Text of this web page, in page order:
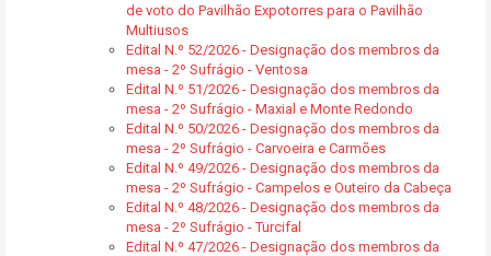
de voto do Pavilhão Expotorres para o Pavilhão
Multiusos
Edital N.º 52/2026 - Designação dos membros da
mesa - 2º Sufrágio - Ventosa
Edital N.º 51/2026 - Designação dos membros da
mesa - 2º Sufrágio - Maxial e Monte Redondo
Edital N.º 50/2026 - Designação dos membros da
mesa - 2º Sufrágio - Carvoeira e Carmões
Edital N.º 49/2026 - Designação dos membros da
mesa - 2º Sufrágio - Campelos e Outeiro da Cabeça
Edital N.º 48/2026 - Designação dos membros da
mesa - 2º Sufrágio - Turcifal
Edital N.º 47/2026 - Designação dos membros da